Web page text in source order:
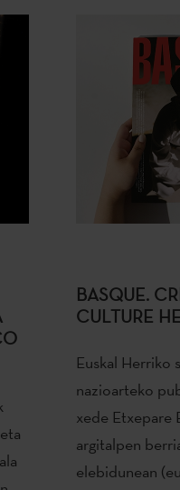
BASQUE.
CULTURE
Euskal Herriko
nazioarteko
xede Etxepare
argitalpen
elebidunean